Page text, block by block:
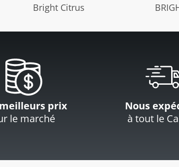
Bright Citrus
prix
le marché
Nous
à tout le